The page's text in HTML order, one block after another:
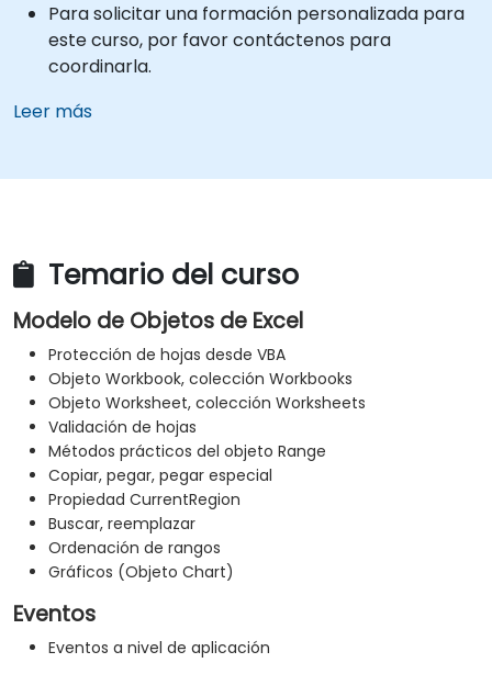
Para solicitar una formación personalizada para
este curso, por favor contáctenos para
coordinarla.
Leer más
Temario del curso
Modelo de Objetos de Excel
Protección de hojas desde VBA
Objeto Workbook, colección Workbooks
Objeto Worksheet, colección Worksheets
Validación de hojas
Métodos prácticos del objeto Range
Copiar, pegar, pegar especial
Propiedad CurrentRegion
Buscar, reemplazar
Ordenación de rangos
Gráficos (Objeto Chart)
Eventos
Eventos a nivel de aplicación